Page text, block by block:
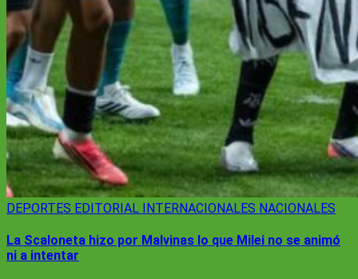
DEPORTES EDITORIAL INTERNACIONALES NACIONALES
La Scaloneta hizo por Malvinas lo que Milei no se animó
ni a intentar